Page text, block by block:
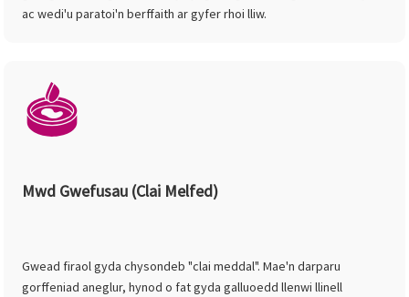
ac wedi'u paratoi'n berffaith ar gyfer rhoi lliw.
Mwd Gwefusau (Clai Melfed)
Gwead firaol gyda chysondeb "clai meddal". Mae'n darparu
gorffeniad aneglur, hynod o fat gyda galluoedd llenwi llinell